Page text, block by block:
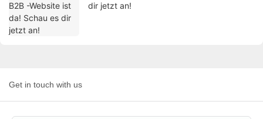
dir jetzt an!
Get in touch with us